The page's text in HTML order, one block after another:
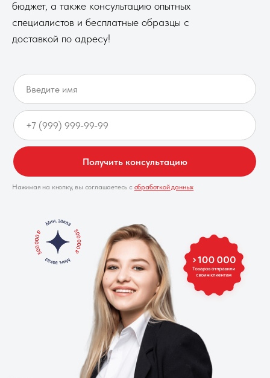
бюджет, а также консультацию опытных
специалистов и бесплатные образцы с
доставкой по адресу!
Получить консультацию
Нажимая на кнопку, вы соглашаетесь с обработкой данных